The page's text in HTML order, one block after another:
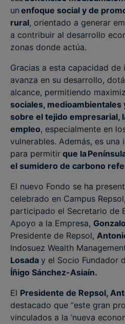
un enfoque social y de
rural, orientado a generar
a contribuir al desarrollo
zonas donde actúa.
Gracias a esta capacidad
avanza en su desarrollo,
alcance, permitiendo
sociales,
sobre el tejido empresarial,
empleo, especialmente en
vulnerables. Además, es
para permitir que la
el sumidero de carbono
El nuevo Fondo se ha
celebrado en Campus
participado el Secretario de
Apoyo a la Empresa,
Presidente de Repsol,
Indosuez Wealth
Losada y el Socio Fundador
Íñigo Sánchez-Asiaín.
El Presidente de Repsol,
destacado que “este gran
vinculados a la ’nueva